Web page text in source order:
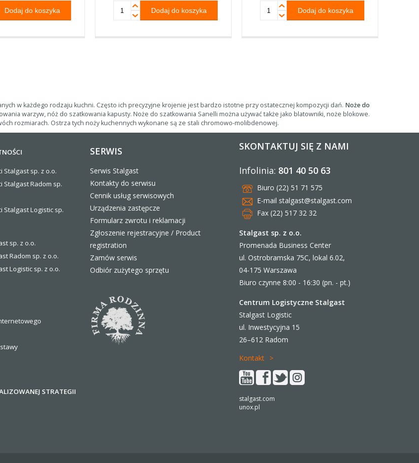
w każdego rodzaju kuchni. Często ich precyzyjne krojenie jest bardzo istotne przy ostatecznej kompozycji dań. Noże do
warzyw, nóż do szatkowania kapusty. Noże do szatkowania Sanelli można używać także jako blatowniki, noże blokowe.
rozmiarach. Ostrza tych noży kuchennych wykonane są ze stali chromowo-molibdenowej.
Stalgast sp. z o.o.
Stalgast Radom sp.
Stalgast Logistic sp.
sp. z o.o.
Radom sp. z o.o.
Logistic sp. z o.o.
STRATEGII
SERWIS
Serwis Stalgast
Kontakty do serwisu
Cennik usług serwisowych
Urządzenia zastępcze
Formularz zwrotu i reklamacji
Zgłoszenie rejestracyjne / Product
registration
Zamów serwis
Odbiór zużytego sprzętu
SKONTAKTUJ SIĘ Z NAMI
Infolinia: 801 40 50 63
Biuro (22) 51 71 575
E-mail stalgast@stalgast.com
Fax (22) 517 32 32
Stalgast sp. z o.o.
Promenada Business Center
ul. Ostrobramska 75C, lokal 6.02,
04-175 Warszawa
Biuro czynne 8:00 - 16:30 (pn. - pt.)
Centrum Logistyczne Stalgast
Stalgast Logistic
ul. Inwestycyjna 15
26–612 Radom
Kontakt
stalgast.com
unox.pl